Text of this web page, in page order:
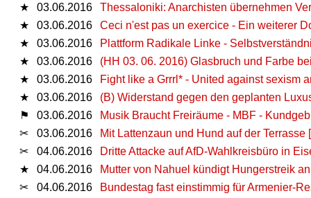
★
03.06.2016
Thessaloniki: Anarchisten übernehmen
★
03.06.2016
Ceci n'est pas un exercice - Ein weiterer
★
03.06.2016
Plattform Radikale Linke -
★
03.06.2016
(HH 03. 06. 2016) Glasbruch und Farbe
★
03.06.2016
Fight like a Grrrl* - United against sexism
★
03.06.2016
(B) Widerstand gegen den geplanten
⚑
03.06.2016
Musik Braucht Freiräume - MBF -
✂
03.06.2016
Mit Lattenzaun und Hund auf der
✂
04.06.2016
Dritte Attacke auf AfD-Wahlkreisbüro in
★
04.06.2016
Mutter von Nahuel kündigt Hungerstreik an
✂
04.06.2016
Bundestag fast einstimmig für Armenier-